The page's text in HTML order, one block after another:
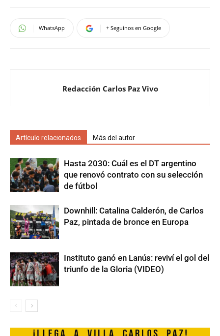
WhatsApp + Seguinos en Google
Redacción Carlos Paz Vivo
Artículo relacionados Más del autor
Hasta 2030: Cuál es el DT argentino
que renovó contrato con su selección
de fútbol
Downhill: Catalina Calderón, de Carlos
Paz, pintada de bronce en Europa
Instituto ganó en Lanús: reviví el gol del
triunfo de la Gloria (VIDEO)